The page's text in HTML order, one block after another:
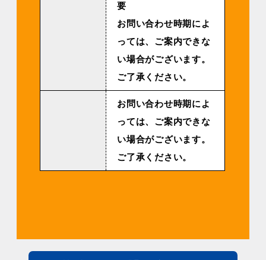
要
お問い合わせ時期によ
っては、ご案内できな
い場合がございます。
ご了承ください。
お問い合わせ時期によ
っては、ご案内できな
い場合がございます。
ご了承ください。